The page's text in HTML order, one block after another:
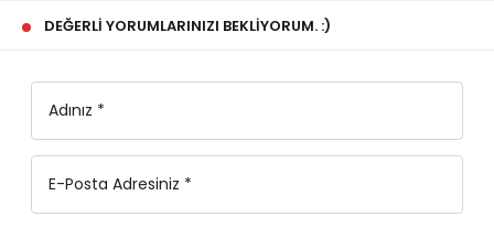
DEĞERLI YORUMLARINIZI BEKLIYORUM. :)
Adınız *
E-Posta Adresiniz *